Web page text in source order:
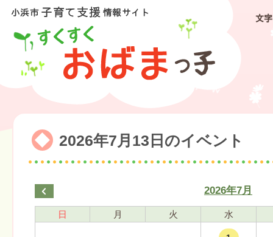
文
2026年7月13日のイベント
2026年7月
日 月 火 水